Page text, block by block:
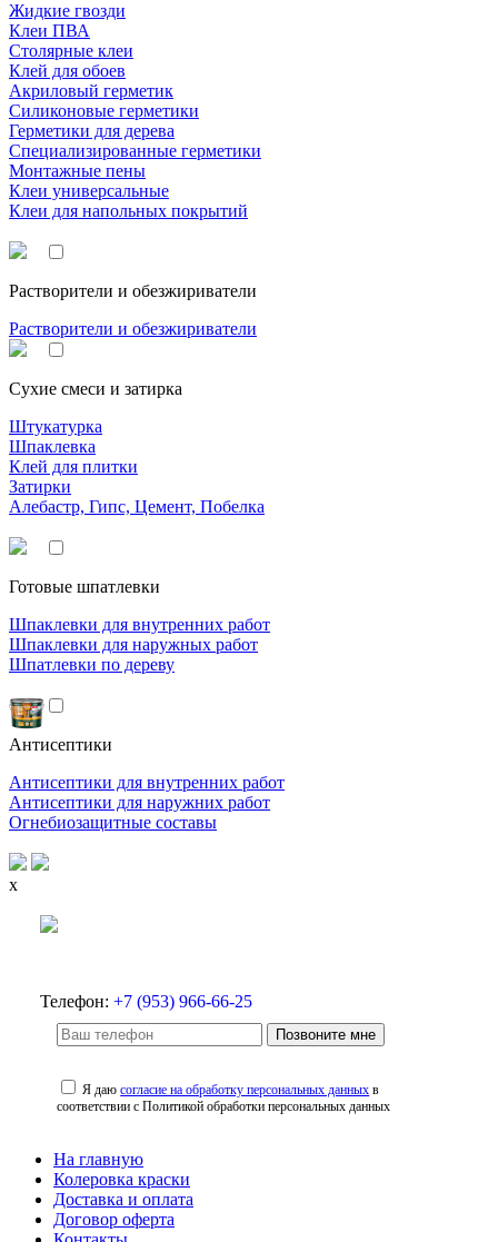
Жидкие гвозди
Клеи ПВА
Столярные клеи
Клей для обоев
Акриловый герметик
Силиконовые герметики
Герметики для дерева
Специализированные герметики
Монтажные пены
Клеи универсальные
Клеи для напольных покрытий
Растворители и обезжириватели
Растворители и обезжириватели
Сухие смеси и затирка
Штукатурка
Шпаклевка
Клей для плитки
Затирки
Алебастр, Гипс, Цемент, Побелка
Готовые шпатлевки
Шпаклевки для внутренних работ
Шпаклевки для наружных работ
Шпатлевки по дереву
Антисептики
Антисептики для внутренних работ
Антисептики для наружних работ
Огнебиозащитные составы
x
Телефон: +7 (953) 966-66-25
Позвоните мне
Я даюсогласие на обработку персональных данных в
соответствии с Политикой обработки персональных данных
На главную
Колеровка краски
Доставка и оплата
Договор оферта